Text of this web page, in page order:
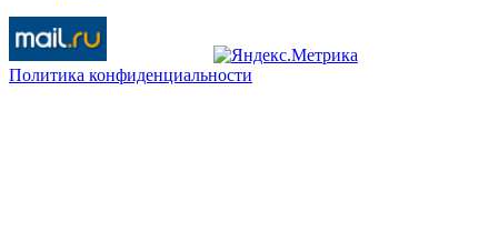
Политика конфиденциальности